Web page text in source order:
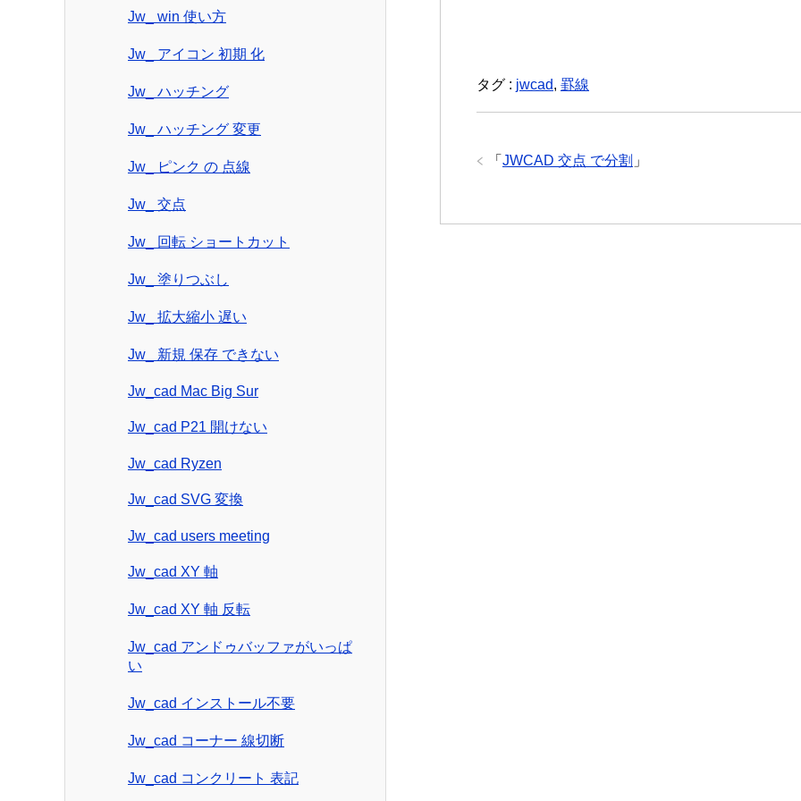
タグ : jwcad, 罫線
「 JWCAD 交点 で分割 」
Jw_ win 使い方
Jw_ アイコン 初期 化
Jw_ ハッチング
Jw_ ハッチング 変更
Jw_ ピンク の 点線
Jw_ 交点
Jw_ 回転 ショートカット
Jw_ 塗りつぶし
Jw_ 拡大縮小 遅い
Jw_ 新規 保存 できない
Jw_cad Mac Big Sur
Jw_cad P21 開けない
Jw_cad Ryzen
Jw_cad SVG 変換
Jw_cad users meeting
Jw_cad XY 軸
Jw_cad XY 軸 反転
Jw_cad アンドゥバッファがいっぱ
い
Jw_cad インストール不要
Jw_cad コーナー 線切断
Jw_cad コンクリート 表記